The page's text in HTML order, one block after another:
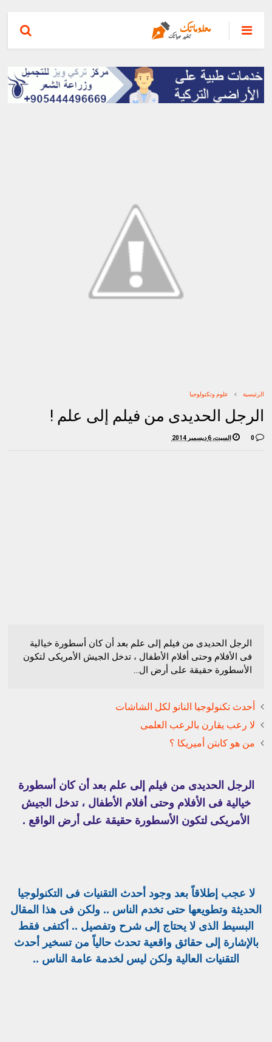
الرئيسية علوم وتكنولوجيا
الرجل الحديدى من فيلم إلى علم !
0 السبت، 6 ديسمبر 2014
الرجل الحديدى من فيلم إلى علم بعد أن كان أسطورة خيالية
فى الأفلام وحتى أفلام الأطفال ، تدخل الجيش الأمريكى لتكون
الأسطورة حقيقة على أرض ال...
أحدث تكنولوجيا النانو لكل الشاشات
لا رعب يقارن بالرعب العلمى
من هو كابتن أميريكا ؟
الرجل الحديدى من فيلم إلى علم بعد أن كان أسطورة
خيالية فى الأفلام وحتى أفلام الأطفال ، تدخل الجيش
الأمريكى لتكون الأسطورة حقيقة على أرض الواقع .
لا عجب إطلاقاً بعد وجود أحدث التقنيات فى التكنولوجيا
الحديثة وتطويعها حتى تخدم الناس .. ولكن فى هذا المقال
البسيط الذى لا يحتاج إلى شرح وتفصيل .. أكتفى فقط
بالإشارة إلى حقائق واقعية تحدث حالياً من تسخير أحدث
التقنيات العالية ولكن ليس لخدمة عامة الناس ..